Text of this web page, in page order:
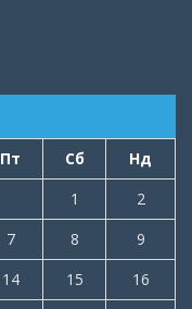
Пт Сб Нд
1
2
7 8
9
14 15
16